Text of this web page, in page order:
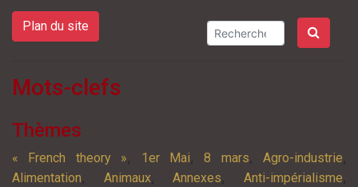
Plan du site
Mots-clefs
Thèmes
« French theory », 1er Mai,8 mars, Agro-industrie,
Alimentation, Animaux,Annexes,Anti-impérialisme,